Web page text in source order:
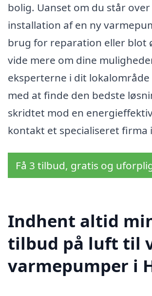
bolig. Uanset om du står
installation af en ny
brug for reparation eller blot
vide mere om dine
eksperterne i dit
med at finde den bedste
skridtet mod en
kontakt et specialiseret firma
Få 3 tilbud, gratis og
Indhent altid
tilbud på luft til
varmepumper i